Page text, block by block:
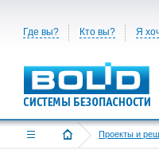
Где вы? Кто вы? Я
Проекты и